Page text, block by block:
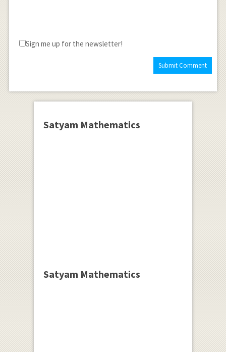
Sign me up for the newsletter!
Satyam Mathematics
Satyam Mathematics